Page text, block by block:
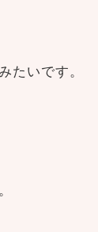
いです。